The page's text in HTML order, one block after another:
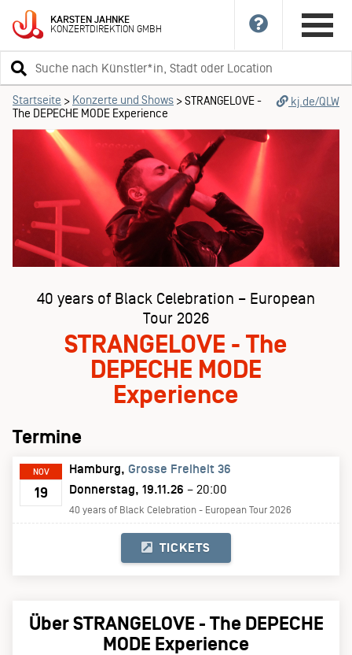
KARSTENJAHNKE
KONZERTDIREKTIONGMBH
Suchbegriff
eingeben
Startseite > Konzerte und Shows >STRANGELOVE -
The DEPECHE MODE Experience
kj.de/QLW
40 years of Black Celebration – European
Tour 2026
STRANGELOVE - The
DEPECHE MODE
Experience
Termine
NOV
19
Hamburg Grosse Freiheit 36
Donnerstag, 19.11.26 – 20:00
40 years of Black Celebration - European Tour 2026
TICKETS
Über STRANGELOVE - The DEPECHE
MODE Experience